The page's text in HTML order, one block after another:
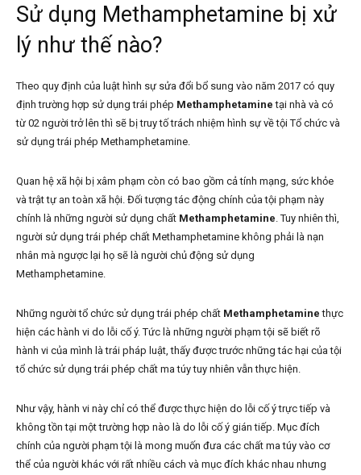
Sử dụng Methamphetamine bị xử
lý như thế nào?
Theo quy định của luật hình sự sửa đổi bổ sung vào năm 2017 có quy
định trường hợp sử dụng trái phép Methamphetaminetại nhà và có
từ 02 người trở lên thì sẽ bị truy tố trách nhiệm hình sự về tội Tổ chức và
sử dụng trái phép Methamphetamine.
Quan hệ xã hội bị xâm phạm còn có bao gồm cả tính mạng, sức khỏe
và trật tự an toàn xã hội. Đối tượng tác động chính của tội phạm này
chính là những người sử dụng chất Methamphetamine . Tuy nhiên thì,
người sử dụng trái phép chất Methamphetamine không phải là nạn
nhân mà ngược lại họ sẽ là người chủ động sử dụng
Methamphetamine.
Những người tổ chức sử dụng trái phép chất Methamphetamine thực
hiện các hành vi do lỗi cố ý. Tức là những người phạm tội sẽ biết rõ
hành vi của mình là trái pháp luật, thấy được trước những tác hại của tội
tổ chức sử dụng trái phép chất ma túy tuy nhiên vẫn thực hiện.
Như vậy, hành vi này chỉ có thể được thực hiện do lỗi cố ý trực tiếp và
không tồn tại một trường hợp nào là do lỗi cố ý gián tiếp. Mục đích
chính của người phạm tội là mong muốn đưa các chất ma túy vào cơ
thể của người khác với rất nhiều cách và mục đích khác nhau nhưng